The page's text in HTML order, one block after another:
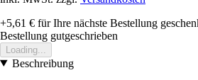
+5,61 € für Ihre nächste Bestellung
Bestellung gutgeschrieben
Loading...
Beschreibung